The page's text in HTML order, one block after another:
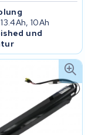
10Ah
und